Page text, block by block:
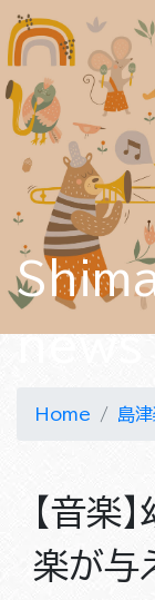
news
Home 島
【音楽
楽が与